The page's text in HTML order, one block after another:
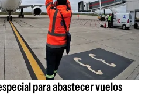
para abastecer vuelos